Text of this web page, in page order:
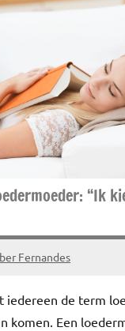
“Ik
Fernandes
iedereen de term
komen. Een